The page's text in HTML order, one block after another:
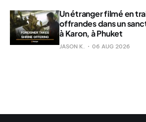
Un étranger filmé en
offrandes dans un
à Karon, à Phuket
JASON K. 06 AUG 2026